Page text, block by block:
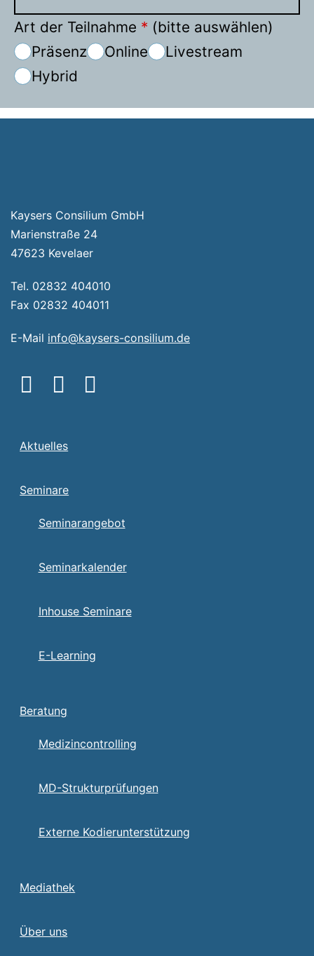
Art der Teilnahme * (bitte auswählen)
Präsenz
Online
Livestream
Hybrid
Kaysers Consilium GmbH
Marienstraße 24
47623 Kevelaer
Tel. 02832 404010
Fax 02832 404011
E-Mail info@kaysers-consilium.de
Aktuelles
Seminare
Seminarangebot
Seminarkalender
Inhouse Seminare
E-Learning
Beratung
Medizincontrolling
MD-Strukturprüfungen
Externe Kodierunterstützung
Mediathek
Über uns